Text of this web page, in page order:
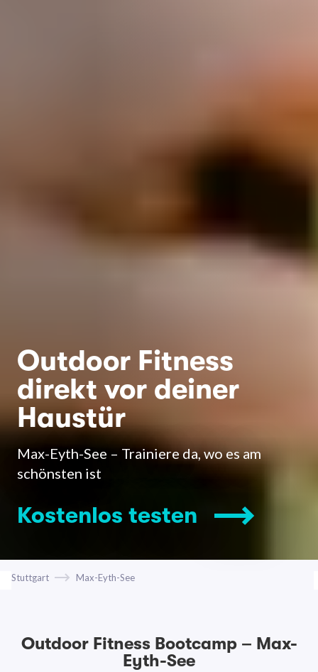
Outdoor Fitness
direkt vor deiner
Haustür
Max-Eyth-See – Trainiere da, wo es am
schönsten ist
Kostenlos testen
Stuttgart Max-Eyth-See
Outdoor Fitness Bootcamp – Max-
Eyth-See